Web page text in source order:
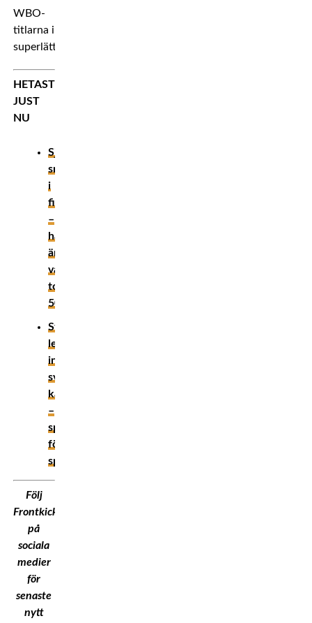
WBO-
titlarna i
superlättvikt.
HETAST
JUST
NU
Sjukaste
smeknamnen
i
fightvärlden
–
här
är
vår
topp
50!
Största
legendarerna
inom
svensk
kampsport
–
sport
för
sport!
Följ
Frontkick.Online
på
sociala
medier
för
senaste
nytt